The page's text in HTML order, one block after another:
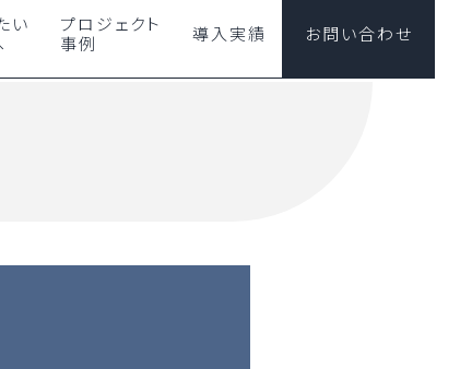
い
プロジェクト
事例
導入実績 お問い合わせ